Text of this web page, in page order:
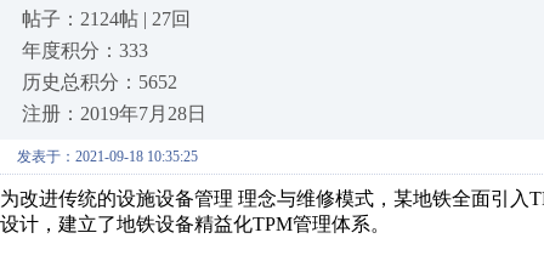
帖子：2124帖 | 27回
年度积分：333
历史总积分：5652
注册：2019年7月28日
发表于：2021-09-18 10:35:25
为改进传统的设施设备管理 理念与维修模式，某地铁全面引
设计，建立了地铁设备精益化TPM管理体系。